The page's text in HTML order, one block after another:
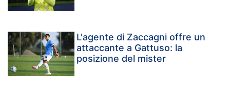
L'agente di Zaccagni offre un
attaccante a Gattuso: la
posizione del mister